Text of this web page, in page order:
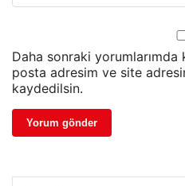
Daha sonraki yorumlarımda
posta adresim ve site
kaydedilsin.